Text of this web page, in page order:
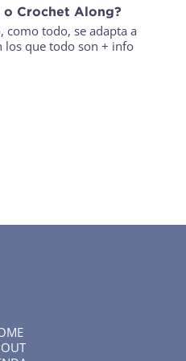
o Crochet Along?
como todo, se adapta a
los que todo son + info